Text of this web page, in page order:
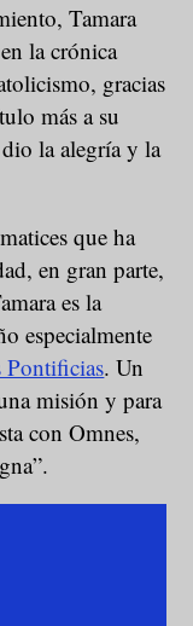
Tamara
la crónica
gracias
más a su
la alegría y la
que ha
en gran parte,
es la
especialmente
Pontificias. Un
misión y para
con Omnes,